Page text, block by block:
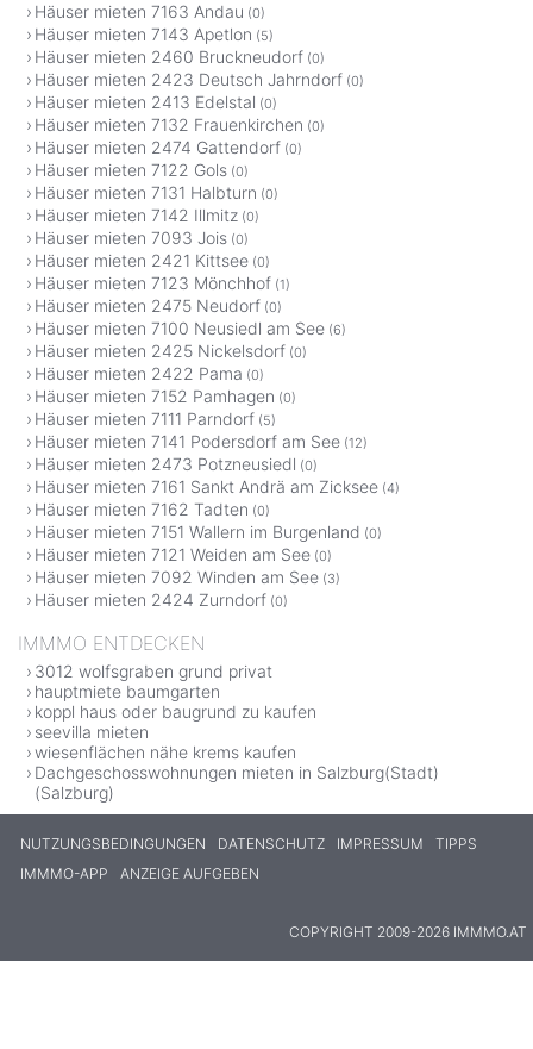
Häuser mieten 7163 Andau (0)
Häuser mieten 7143 Apetlon (5)
Häuser mieten 2460 Bruckneudorf (0)
Häuser mieten 2423 Deutsch Jahrndorf (0)
Häuser mieten 2413 Edelstal (0)
Häuser mieten 7132 Frauenkirchen (0)
Häuser mieten 2474 Gattendorf (0)
Häuser mieten 7122 Gols (0)
Häuser mieten 7131 Halbturn (0)
Häuser mieten 7142 Illmitz (0)
Häuser mieten 7093 Jois (0)
Häuser mieten 2421 Kittsee (0)
Häuser mieten 7123 Mönchhof (1)
Häuser mieten 2475 Neudorf (0)
Häuser mieten 7100 Neusiedl am See (6)
Häuser mieten 2425 Nickelsdorf (0)
Häuser mieten 2422 Pama (0)
Häuser mieten 7152 Pamhagen (0)
Häuser mieten 7111 Parndorf (5)
Häuser mieten 7141 Podersdorf am See (12)
Häuser mieten 2473 Potzneusiedl (0)
Häuser mieten 7161 Sankt Andrä am Zicksee (4)
Häuser mieten 7162 Tadten (0)
Häuser mieten 7151 Wallern im Burgenland (0)
Häuser mieten 7121 Weiden am See (0)
Häuser mieten 7092 Winden am See (3)
Häuser mieten 2424 Zurndorf (0)
IMMMO ENTDECKEN
3012 wolfsgraben grund privat
hauptmiete baumgarten
koppl haus oder baugrund zu kaufen
seevilla mieten
wiesenflächen nähe krems kaufen
Dachgeschosswohnungen mieten in Salzburg(Stadt)
(Salzburg)
NUTZUNGSBEDINGUNGEN DATENSCHUTZ IMPRESSUM
TIPPS
IMMMO-APP
ANZEIGE AUFGEBEN
COPYRIGHT 2009-2026 IMMMO.AT